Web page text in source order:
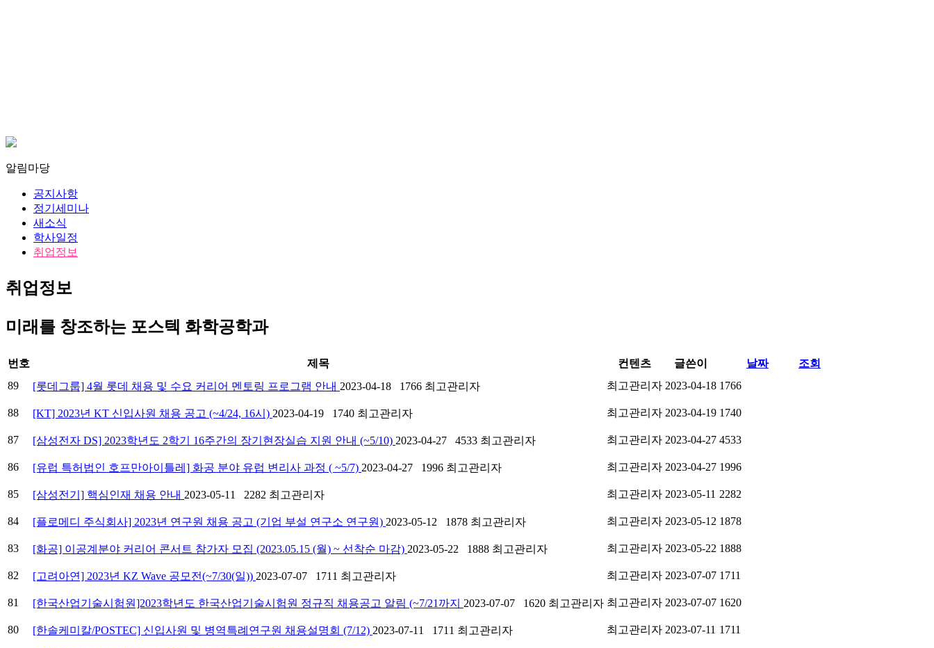
알림마당
공지사항
정기세미나
새소식
학사일정
취업정보
취업정보
미래를 창조하는 포스텍 화학공학과
번호 제목 컨텐츠 글쓴이 날짜
조회
89
[롯데그룹] 4월 롯데 채용 및 수요 커리어 멘토링 프로그램 안내 2023-04-18 1766 최고관리자 최고관리자 2023-04-18 1766
88 [KT] 2023년 KT 신입사원 채용 공고 (~4/24, 16시) 2023-04-19 1740 최고관리자 최고관리자 2023-04-19 1740
87 [삼성전자 DS] 2023학년도 2학기 16주간의 장기현장실습 지원 안내 (~5/10) 2023-04-27 4533 최고관리자 최고관리자 2023-04-27 4533
86 [유럽 특허법인 호프만아이틀레] 화공 분야 유럽 변리사 과정 ( ~5/7) 2023-04-27 1996 최고관리자 최고관리자 2023-04-27 1996
85 [삼성전기] 핵심인재 채용 안내 2023-05-11 2282 최고관리자 최고관리자 2023-05-11 2282
84 [플로메디 주식회사] 2023년 연구원 채용 공고 (기업 부설 연구소 연구원) 2023-05-12 1878 최고관리자 최고관리자 2023-05-12 1878
83 [화공] 이공계분야 커리어 콘서트 참가자 모집 (2023.05.15 (월) ~ 선착순 마감) 2023-05-22 1888 최고관리자 최고관리자 2023-05-22 1888
82 [고려아연] 2023년 KZ Wave 공모전(~7/30(일)) 2023-07-07 1711 최고관리자 최고관리자 2023-07-07 1711
81 [한국산업기술시험원]2023학년도 한국산업기술시험원 정규직 채용공고 알림 (~7/21까지 2023-07-07 1620 최고관리자 최고관리자 2023-07-07 1620
80 [한솔케미칼/POSTEC] 신입사원 및 병역특례연구원 채용설명회 (7/12) 2023-07-11 1711 최고관리자 최고관리자 2023-07-11 1711